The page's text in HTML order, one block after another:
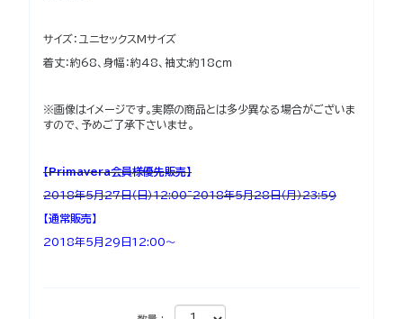
サイズ：ユニセックスMサイズ
着丈：約68、身幅：約48、袖丈:約18ｃｍ
※画像はイメージです。実際の商品とは多少異なる場合がございま
すので、予めご了承下さいませ。
【Primavera会員様優先販売】
2018年5月27日（日）12:00~2018年5月28日（月）23:59
【通常販売】
2018年5月29日12:00～